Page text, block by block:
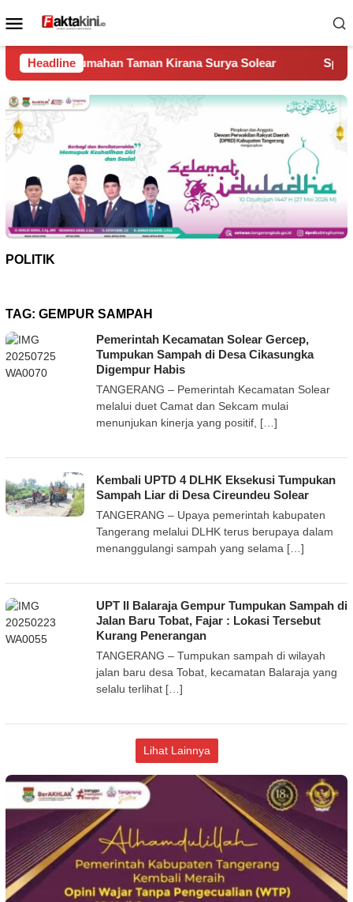
ke
Menu
Mobile
Headline
Taman Kirana Surya Solear Spanyol Juara Piala
POLITIK
TAG: GEMPUR SAMPAH
Pemerintah Kecamatan Solear Gercep,
Tumpukan Sampah di Desa Cikasungka
Digempur Habis
TANGERANG – Pemerintah Kecamatan Solear
melalui duet Camat dan Sekcam mulai
menunjukan kinerja yang positif, […]
Kembali UPTD 4 DLHK Eksekusi Tumpukan
Sampah Liar di Desa Cireundeu Solear
TANGERANG – Upaya pemerintah kabupaten
Tangerang melalui DLHK terus berupaya dalam
menanggulangi sampah yang selama […]
UPT II Balaraja Gempur Tumpukan Sampah di
Jalan Baru Tobat, Fajar : Lokasi Tersebut
Kurang Penerangan
TANGERANG – Tumpukan sampah di wilayah
jalan baru desa Tobat, kecamatan Balaraja yang
selalu terlihat […]
Lihat Lainnya